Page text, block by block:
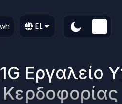
EL
Εργαλείο
Κερδοφορίας